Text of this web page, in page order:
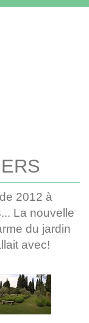
2012 à
La nouvelle
du jardin
avec!